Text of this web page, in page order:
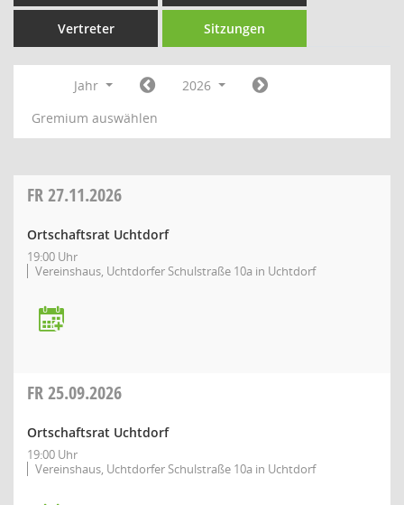
Vertreter Sitzungen
Jahr
2026
Gremium auswählen
FR27.11.2026
Ortschaftsrat Uchtdorf
19:00 Uhr
Vereinshaus, Uchtdorfer Schulstraße 10a in Uchtdorf
FR25.09.2026
Ortschaftsrat Uchtdorf
19:00 Uhr
Vereinshaus, Uchtdorfer Schulstraße 10a in Uchtdorf